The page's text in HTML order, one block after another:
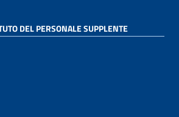
DEL PERSONALE SUPPLENTE